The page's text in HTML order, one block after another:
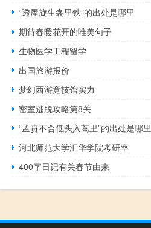
“透屋旋生衾里铁”的出处是哪里
期待春暖花开的唯美句子
生物医学工程留学
出国旅游报价
梦幻西游竞技馆实力
密室逃脱攻略第8关
“孟贲不合低头入蒿里”的出处是哪里
河北师范大学汇华学院考研率
400字日记有关春节由来